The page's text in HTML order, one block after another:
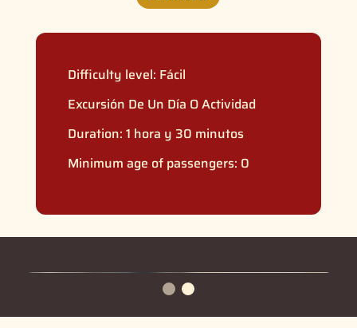
Difficulty level: Fácil
Excursión De Un Día O Actividad
Duration: 1 hora y 30 minutos
Minimum age of passengers: 0